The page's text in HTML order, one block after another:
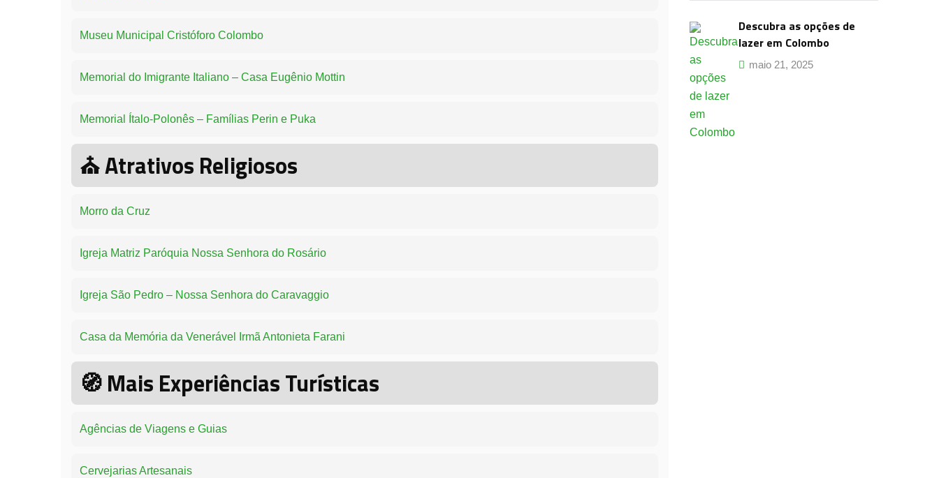
Museu Municipal Cristóforo Colombo
Memorial do Imigrante Italiano – Casa Eugênio Mottin
Memorial Ítalo-Polonês – Famílias Perin e Puka
⛪Atrativos Religiosos
Morro da Cruz
Igreja Matriz Paróquia Nossa Senhora do Rosário
Igreja São Pedro – Nossa Senhora do Caravaggio
Casa da Memória da Venerável Irmã Antonieta Farani
🧭Mais Experiências Turísticas
Agências de Viagens e Guias
Cervejarias Artesanais
Descubra as opções de
lazer em Colombo
maio 21, 2025